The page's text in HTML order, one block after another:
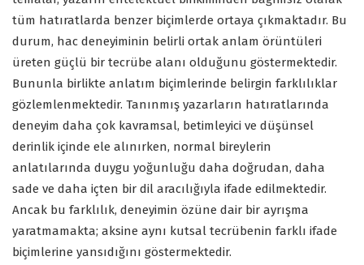
tüm hatıratlarda benzer biçimlerde ortaya çıkmaktadır. Bu
durum, hac deneyiminin belirli ortak anlam örüntüleri
üreten güçlü bir tecrübe alanı olduğunu göstermektedir.
Bununla birlikte anlatım biçimlerinde belirgin farklılıklar
gözlemlenmektedir. Tanınmış yazarların hatıratlarında
deneyim daha çok kavramsal, betimleyici ve düşünsel
derinlik içinde ele alınırken, normal bireylerin
anlatılarında duygu yoğunluğu daha doğrudan, daha
sade ve daha içten bir dil aracılığıyla ifade edilmektedir.
Ancak bu farklılık, deneyimin özüne dair bir ayrışma
yaratmamakta; aksine aynı kutsal tecrübenin farklı ifade
biçimlerine yansıdığını göstermektedir.